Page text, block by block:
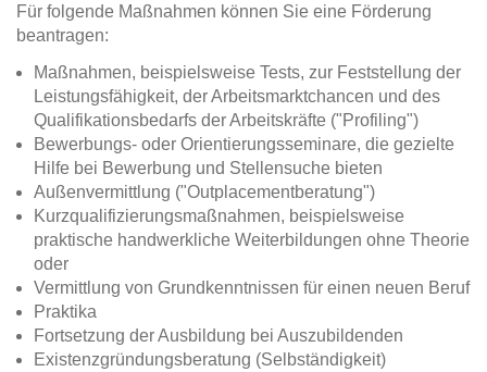
Für folgende Maßnahmen können Sie eine Förderung
beantragen:
Maßnahmen, beispielsweise Tests, zur Feststellung der
Leistungsfähigkeit, der Arbeitsmarktchancen und des
Qualifikationsbedarfs der Arbeitskräfte ("Profiling")
Bewerbungs- oder Orientierungsseminare, die gezielte
Hilfe bei Bewerbung und Stellensuche bieten
Außenvermittlung ("Outplacementberatung")
Kurzqualifizierungsmaßnahmen, beispielsweise
praktische handwerkliche Weiterbildungen ohne Theorie
oder
Vermittlung von Grundkenntnissen für einen neuen Beruf
Praktika
Fortsetzung der Ausbildung bei Auszubildenden
Existenzgründungsberatung (Selbständigkeit)